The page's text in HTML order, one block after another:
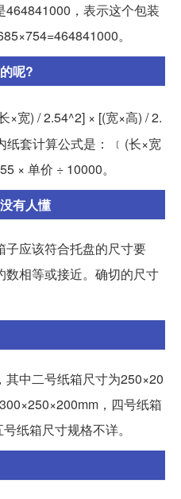
，表示这个包装
。
呢?
×宽) / 2.54^2] × [(宽×高) / 2.
纸套计算公式是： ﹝(长×宽
× 单价 ÷ 10000。
有人懂
子应该符合托盘的尺寸要
相等或接近。确切的尺寸
中二号纸箱尺寸为250×20
，四号纸箱
纸箱尺寸规格不详。